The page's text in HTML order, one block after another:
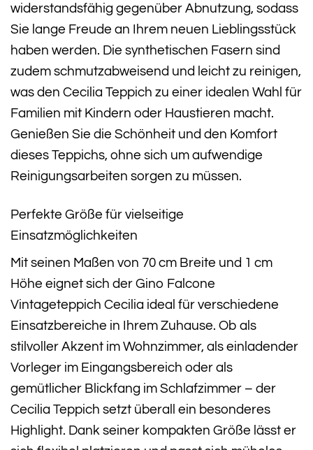
widerstandsfähig gegenüber Abnutzung, sodass
Sie lange Freude an Ihrem neuen Lieblingsstück
haben werden. Die synthetischen Fasern sind
zudem schmutzabweisend und leicht zu reinigen,
was den Cecilia Teppich zu einer idealen Wahl für
Familien mit Kindern oder Haustieren macht.
Genießen Sie die Schönheit und den Komfort
dieses Teppichs, ohne sich um aufwendige
Reinigungsarbeiten sorgen zu müssen.
Perfekte Größe für vielseitige
Einsatzmöglichkeiten
Mit seinen Maßen von 70 cm Breite und 1 cm
Höhe eignet sich der Gino Falcone
Vintageteppich Cecilia ideal für verschiedene
Einsatzbereiche in Ihrem Zuhause. Ob als
stilvoller Akzent im Wohnzimmer, als einladender
Vorleger im Eingangsbereich oder als
gemütlicher Blickfang im Schlafzimmer – der
Cecilia Teppich setzt überall ein besonderes
Highlight. Dank seiner kompakten Größe lässt er